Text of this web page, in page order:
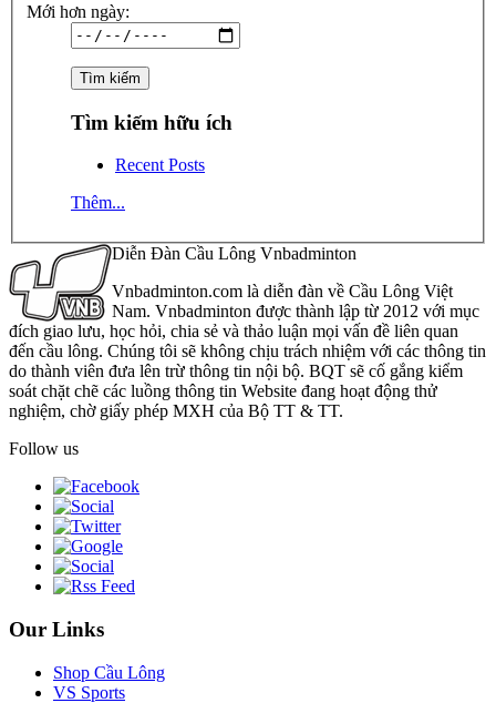
Mới hơn ngày:
Tìm kiếm hữu ích
Recent Posts
Thêm...
Diễn Đàn Cầu Lông Vnbadminton
Vnbadminton.com là diễn đàn về Cầu Lông Việt
Nam. Vnbadminton được thành lập từ 2012 với mục
đích giao lưu, học hỏi, chia sẻ và thảo luận mọi vấn đề liên quan
đến cầu lông. Chúng tôi sẽ không chịu trách nhiệm với các thông tin
do thành viên đưa lên trừ thông tin nội bộ. BQT sẽ cố gắng kiểm
soát chặt chẽ các luồng thông tin Website đang hoạt động thử
nghiệm, chờ giấy phép MXH của Bộ TT & TT.
Follow us
Our Links
Shop Cầu Lông
VS Sports